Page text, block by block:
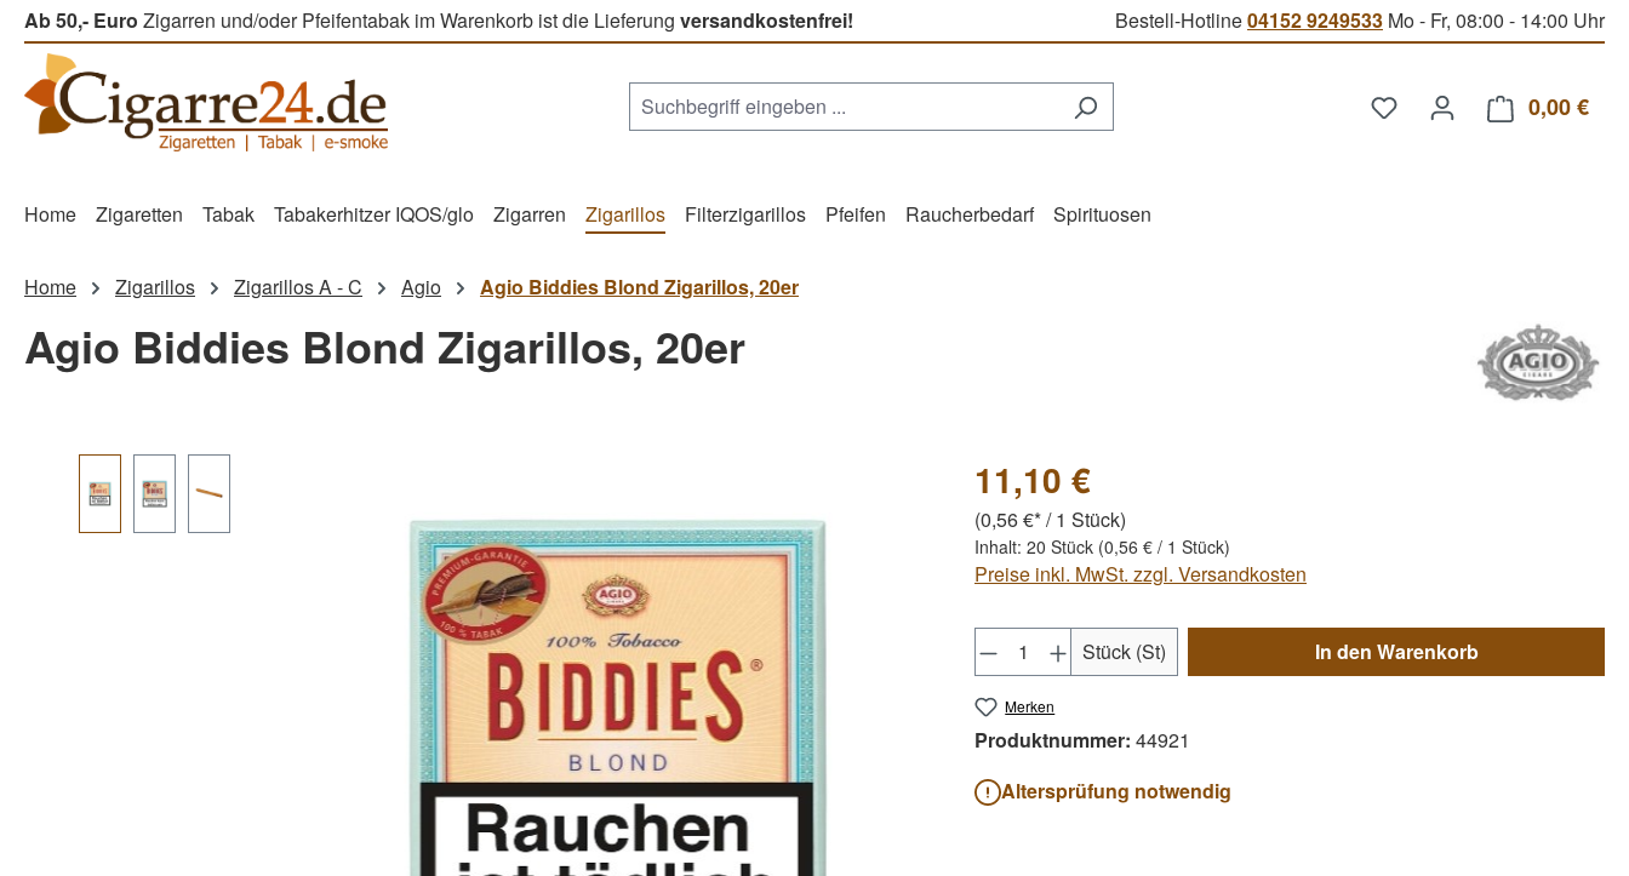
Hauptinhalt springen
Zur Suche springen
Zur Hauptnavigation springen
Ab 50,- Euro Zigarren und/oder Pfeifentabak im Warenkorb ist die Lieferung versandkostenfrei! Bestell-Hotline04152 9249533 Mo - Fr, 08:00 - 14:00 Uhr
Du hast 0 Produkte auf
0,00 €
Home Zigaretten Tabak Tabakerhitzer IQOS/glo Zigarren Zigarillos Filterzigarillos Pfeifen Raucherbedarf Spirituosen
Home Zigarillos Zigarillos A - C Agio Agio Biddies Blond Zigarillos, 20er
Agio Biddies Blond Zigarillos, 20er
11,10 €
(0,56 €* / 1 Stück)
Inhalt: 20 Stück (0,56 € / 1 Stück)
Preise inkl. MwSt. zzgl. Versandkosten
Produkt Anzahl: Gib den gewünschten Wert ein
Stück (St) In den Warenkorb
Merken
Produktnummer: 44921
Altersprüfung notwendig